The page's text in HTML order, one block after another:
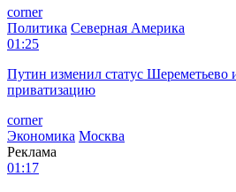
corner
Политика Северная Америка
01:25
Путин изменил статус Шереметьево
приватизацию
corner
Экономика Москва
Реклама
01:17